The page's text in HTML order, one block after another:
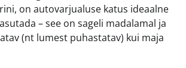
on autovarjualuse katus ideaalne
– see on sageli madalamal ja
(nt lumest puhastatav) kui maja